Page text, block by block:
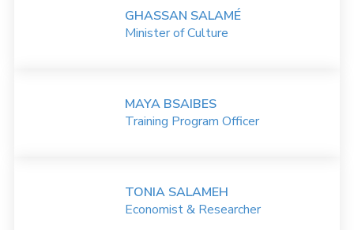
GHASSAN SALAMÉ
Minister of Culture
MAYA BSAIBES
Training Program Officer
TONIA SALAMEH
Economist & Researcher